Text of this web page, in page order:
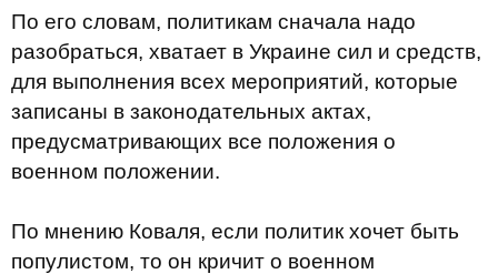
По его словам, политикам сначала надо
разобраться, хватает в Украине сил и средств,
для выполнения всех мероприятий, которые
записаны в законодательных актах,
предусматривающих все положения о
военном положении.
По мнению Коваля, если политик хочет быть
популистом, то он кричит о военном